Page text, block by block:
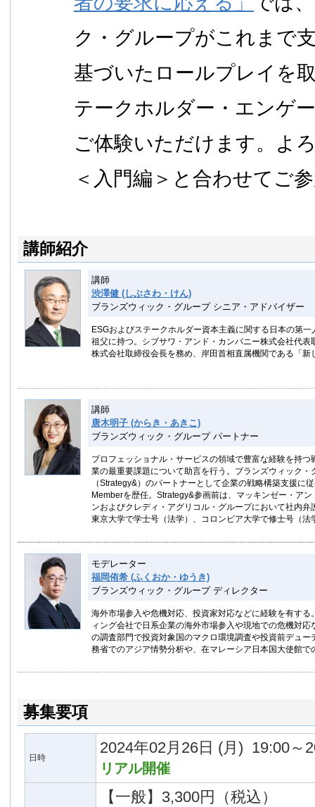
ク・グループがこれまで
基づいたロールプレイを
テークホルダー・エンゲ
ご体験いただけます。よ
＜入門編＞と合わせてご
講師紹介
講師
渋澤健 (しぶさわ・けん)
ブランズウィック・グループ シニア・アドバイザー
ESGおよびステークホルダー資本主義に関する日本の第
祖父に持つ。シブサワ・アンド・カンパニー株式会社代
株式会社取締役会長を務め、岸田首相直属機関である「
講師
唐木明子 (からき・あきこ)
ブランズウィック・グループ パートナー
プロフェッショナル・サービスの領域で豊富な経験を持
業の最重要課題について助言を行う。ブランズウィック
（Strategy&）のパートナーとして企業の戦略構築支援に
Memberを歴任。Strategy&参画前は、マッキンゼー・ア
ンおよびクレディ・アグリコル・グループにおいて社内
東京大学で学士号（法学）、コロンビア大学で修士号（法
モデレーター
福岡侑希 (ふくおか・ゆうき)
ブランズウィック・グループ ディレクター
海外市場参入や危機対応、投資家対応などに経験を有す
ィング会社で日系企業の海外市場参入や現地での危機対
の調査部門で投資対象国のマクロ環境調査や投資前デュ
務省でのアジア情勢分析や、在マレーシア日本国大使館
募集要項
日時
2024年02月26日 (月) 19:00～
リアル開催
【一般】3,300円（税込）